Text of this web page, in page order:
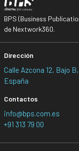
BPS (Business
de Nextwork360.
Dirección
Calle Azcona 12, Bajo
España
Contactos
info@bps.com.es
+91 313 79 00